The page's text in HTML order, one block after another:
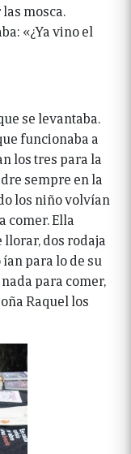
mosca.
«¿Ya vino el
se levantaba.
funcionaba a
los tres para la
sempre en la
los niño volvían
comer. Ella
llorar, dos rodaja
para lo de su
para comer,
Raquel los